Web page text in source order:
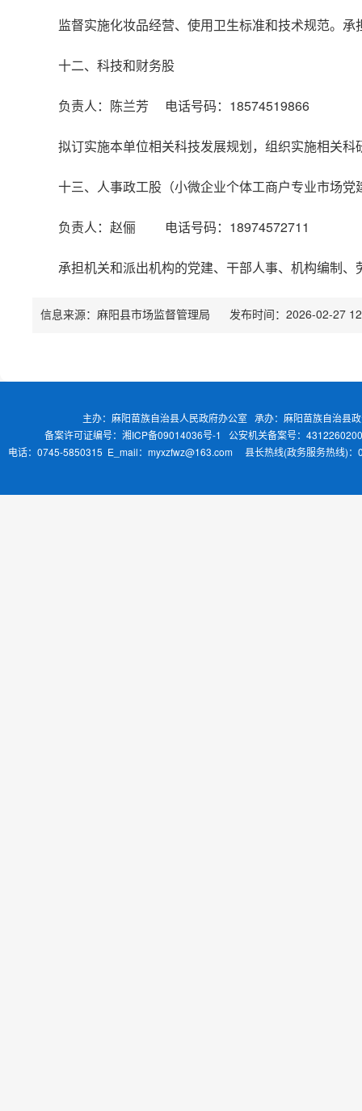
监督实施化妆品经营、使用卫生标准和技术规范。
十二、科技和财务股
负责人：陈兰芳 电话号码：18574519866
拟订实施本单位相关科技发展规划，组织实施相关
十三、人事政工股（小微企业个体工商户专业市场党
负责人：赵俪 电话号码：18974572711
承担机关和派出机构的党建、干部人事、机构编制
信息来源：麻阳县市场监督管理局 发布时间：2026-02-27
主办：麻阳苗族自治县人民政府办公室 承办：麻阳苗族自治县
备案许可证编号：湘ICP备09014036号-1
公安机关备案号：
电话：0745-5850315 E_mail：myxzfwz@163.com 县长热线(政务服务热线)